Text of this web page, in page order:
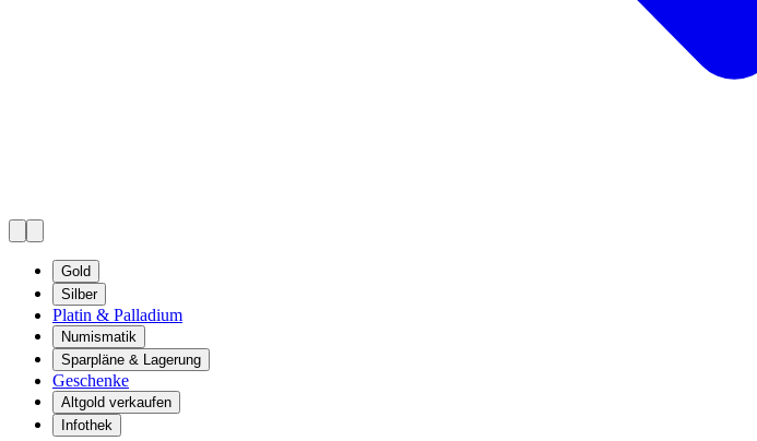
Gold
Silber
Platin & Palladium
Numismatik
Sparpläne & Lagerung
Geschenke
Altgold verkaufen
Infothek